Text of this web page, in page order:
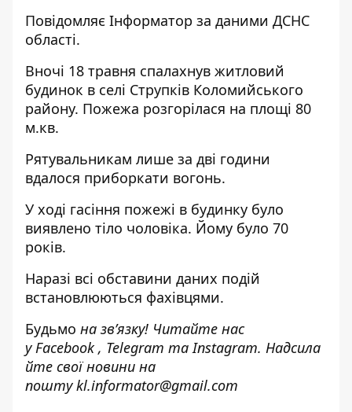
Повідомляє Інформатор за даними ДСНС
області.
Вночі 18 травня спалахнув житловий
будинок в селі Струпків Коломийського
району. Пожежа розгорілася на площі 80
м.кв.
Рятувальникам лише за дві години
вдалося приборкати вогонь.
У ході гасіння пожежі в будинку було
виявлено тіло чоловіка. Йому було 70
років.
Наразі всі обставини даних подій
встановлюються фахівцями.
Будьмо на зв’язку! Читайте нас
уFacebook, Telegram таInstagram. Надсила
йте свої новини на
поштуkl.informator@gmail.com